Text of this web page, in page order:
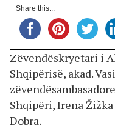
Share this...
Zëvendëskryetari i
Shqipërisë, akad.
Shqipëri, Irena
Dobra.